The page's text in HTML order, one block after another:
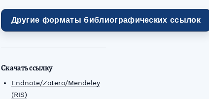
Другие форматы библиографических ссылок
Скачать ссылку
Endnote/Zotero/Mendeley
(RIS)